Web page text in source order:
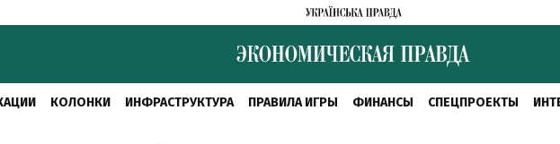
КОЛОНКИ ИНФРАСТРУКТУРА ПРАВИЛА ИГРЫ ФИНАНСЫ СПЕЦПРОЕКТЫ